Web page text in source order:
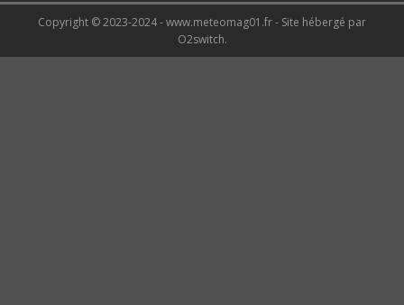
Copyright © 2023-2024 - www.meteomag01.fr - Site hébergé par
O2switch.